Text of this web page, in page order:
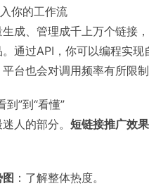
你的工作流
成、管理成千上万个链接
通过API，你可以编程实
台也会对调用频率有所限制
到”到“看懂”
人的部分。 短链接推广效
：了解整体热度。